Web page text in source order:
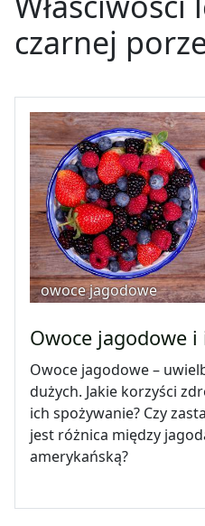
czarnej
owoce jagodowe
Owoce jagodowe i
Owoce jagodowe –
dużych. Jakie korzyści
ich spożywanie? Czy
jest różnica między
amerykańską?